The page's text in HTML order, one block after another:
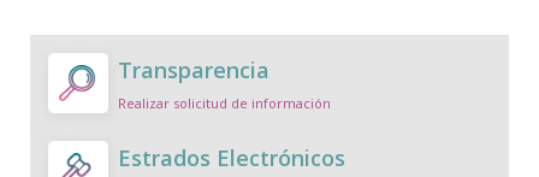
Transparencia
Realizar solicitud de información
Estrados Electrónicos